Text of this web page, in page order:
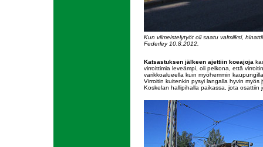
Kun viimeistelytyöt oli saatu valmiiksi,
Federley 10.8.2012.
Katsastuksen jälkeen ajettiin koeajoja
virroittimia leveämpi, oli pelkona, että
varikkoalueella kuin myöhemmin
Virroitin kuitenkin pysyi langalla hyvin
Koskelan hallipihalla paikassa, jota osattiin